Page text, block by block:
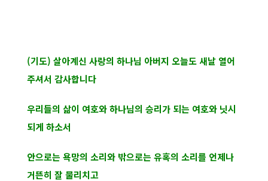
(기도) 살아계신 사랑의 하나님 아버지 오늘도 새날 열어
주셔서 감사합니다
우리들의 삶이 여호와 하나님의 승리가 되는 여호와 닛시
되게 하소서
안으로는 욕망의 소리와 밖으로는 유혹의 소리를 언제나
거뜬히 잘 물리치고